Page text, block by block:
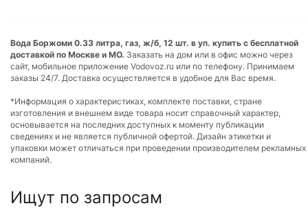
Вода Боржоми 0.33 литра, газ, ж/б, 12 шт. в уп. купить с бесплатной
доставкой по Москве и МО. Заказать на дом или в офис можно через
сайт, мобильное приложение Vodovoz.ru или по телефону. Принимаем
заказы 24/7. Доставка осуществляется в удобное для Вас время.
*Информация о характеристиках, комплекте поставки, стране
изготовления и внешнем виде товара носит справочный характер,
основывается на последних доступных к моменту публикации
сведениях и не является публичной офертой. Дизайн этикетки и
упаковки может отличаться при проведении производителем рекламных
компаний.
Ищут по запросам